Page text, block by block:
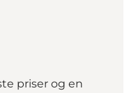
priser og en